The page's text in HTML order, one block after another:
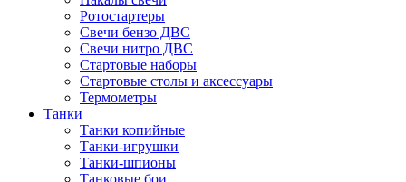
Ротостартеры
Свечи бензо ДВС
Свечи нитро ДВС
Стартовые наборы
Стартовые столы и аксессуары
Термометры
Танки
Танки копийные
Танки-игрушки
Танки-шпионы
Танковые бои